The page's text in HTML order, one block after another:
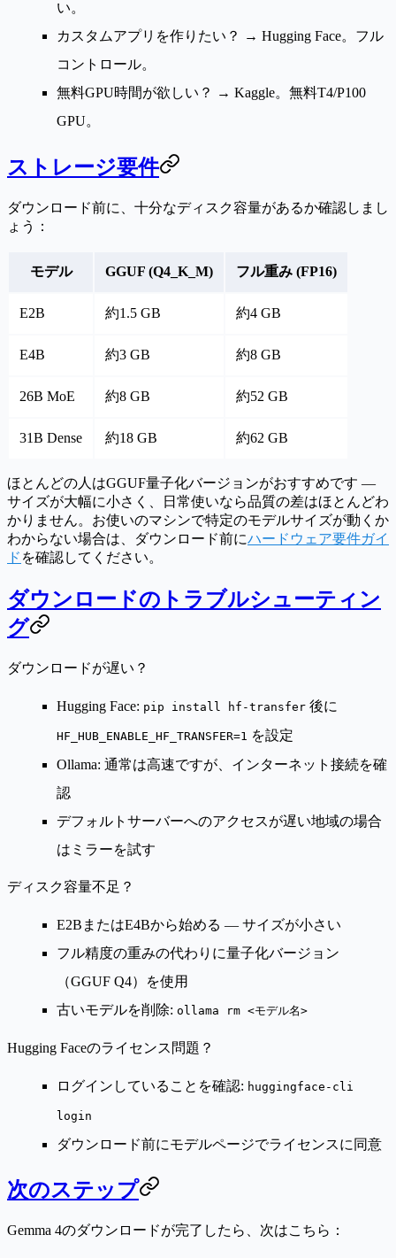
い。
カスタムアプリを作りたい？
→ Hugging Face。フル
コントロール。
無料GPU時間が欲しい？
→ Kaggle。無料T4/P100
GPU。
ストレージ要件
ダウンロード前に、十分なディスク容量があるか確認しまし
ょう：
モデル GGUF (Q4_K_M) フル重み (FP16)
E2B 約1.5 GB 約4 GB
E4B 約3 GB 約8 GB
26B MoE 約8 GB 約52 GB
31B Dense 約18 GB 約62 GB
ほとんどの人はGGUF量子化バージョンがおすすめです —
サイズが大幅に小さく、日常使いなら品質の差はほとんどわ
かりません。お使いのマシンで特定のモデルサイズが動くか
わからない場合は、ダウンロード前にハードウェア要件ガイ
ド を確認してください。
ダウンロードのトラブルシューティン
グ
ダウンロードが遅い？
Hugging Face: pip install hf-transfer 後に
HF_HUB_ENABLE_HF_TRANSFER=1 を設定
Ollama: 通常は高速ですが、インターネット接続を確
認
デフォルトサーバーへのアクセスが遅い地域の場合
はミラーを試す
ディスク容量不足？
E2BまたはE4Bから始める — サイズが小さい
フル精度の重みの代わりに量子化バージョン
（GGUF Q4）を使用
古いモデルを削除: ollama rm <モデル名>
Hugging Faceのライセンス問題？
ログインしていることを確認: huggingface-cli
login
ダウンロード前にモデルページでライセンスに同意
次のステップ
Gemma 4のダウンロードが完了したら、次はこちら：